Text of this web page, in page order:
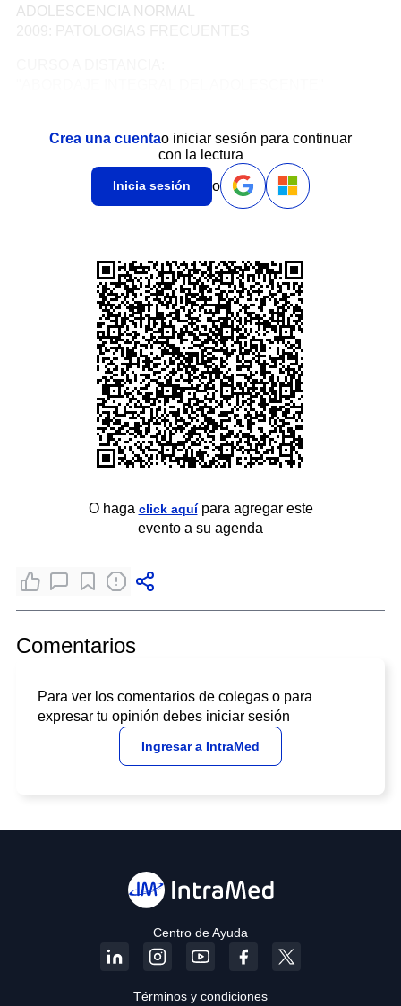
ADOLESCENCIA NORMAL
Crea una cuentao iniciar sesión para continuar
con la lectura
Inicia sesión o
O haga click aquípara agregar este
evento a su agenda
Comentarios
Para ver los comentarios de colegas o para
expresar tu opinión debes iniciar sesión
Ingresar a IntraMed
Centro de Ayuda
Términos y condiciones